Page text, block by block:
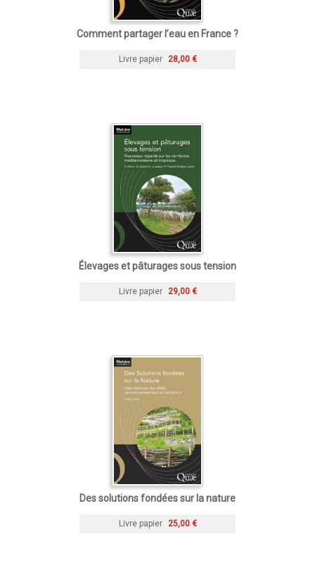
Comment partager l’eau en France ?
Livre papier 28,00 €
Élevages et pâturages sous tension
Livre papier 29,00 €
Des solutions fondées sur la nature
Livre papier 25,00 €